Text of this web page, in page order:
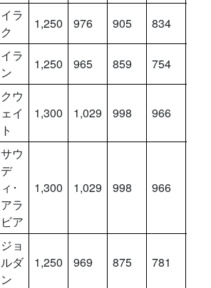
イラ
ク
1,250 976 905 834
イラ
ン
1,250 965 859 754
クウ
ェイ
ト
1,300 1,029 998 966
サウ
デ
ィ･
アラ
ビア
1,300 1,029 998 966
ジョ
ルダ
ン
1,250 969 875 781